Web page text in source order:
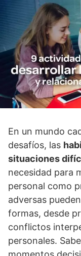
En un mundo
desafí­os, las
situaciones
necesidad para
personal como
adversas
formas, desde
conflictos
personales.